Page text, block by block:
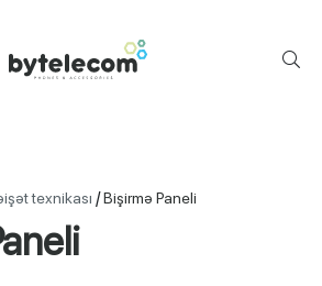
texnikası /Bişirmə Paneli